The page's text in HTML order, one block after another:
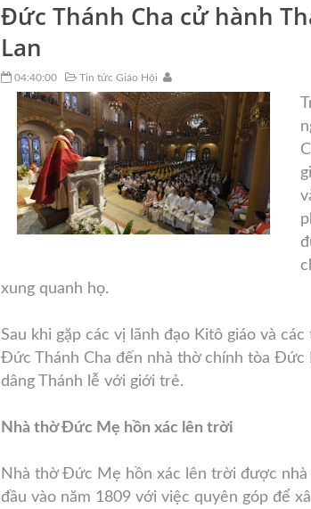
Đức Thánh Cha cử hành
Lan
04:40:00 Tin tức Giáo Hội
xung quanh họ.
Sau khi gặp các vị lãnh đạo Kitô giáo và
Đức Thánh Cha đến nhà thờ chính tòa
dâng Thánh lễ với giới trẻ.
Nhà thờ Đức Mẹ hồn xác lên trời
Nhà thờ Đức Mẹ hồn xác lên trời được nhà
đầu vào năm 1809 với việc quyên góp để